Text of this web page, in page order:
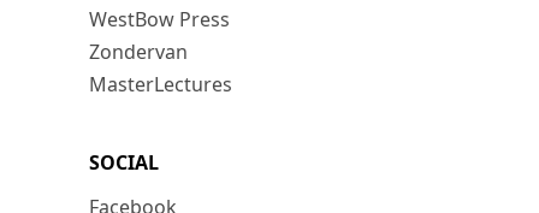
WestBow Press
Zondervan
MasterLectures
SOCIAL
Facebook